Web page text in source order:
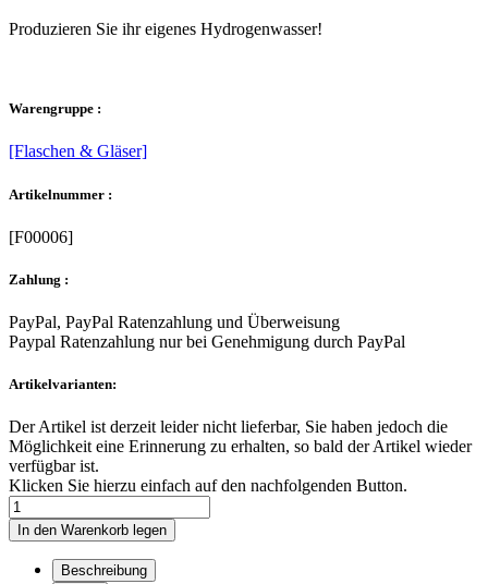
Produzieren Sie ihr eigenes Hydrogenwasser!
Warengruppe :
[Flaschen & Gläser]
Artikelnummer :
[F00006]
Zahlung :
PayPal, PayPal Ratenzahlung und Überweisung
Paypal Ratenzahlung nur bei Genehmigung durch PayPal
Artikelvarianten:
Der Artikel ist derzeit leider nicht lieferbar, Sie haben jedoch die
Möglichkeit eine Erinnerung zu erhalten, so bald der Artikel wieder
verfügbar ist.
Klicken Sie hierzu einfach auf den nachfolgenden Button.
Beschreibung